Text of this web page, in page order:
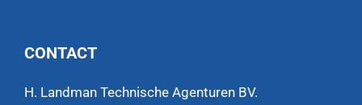
CONTACT
H. Landman Technische Agenturen BV.